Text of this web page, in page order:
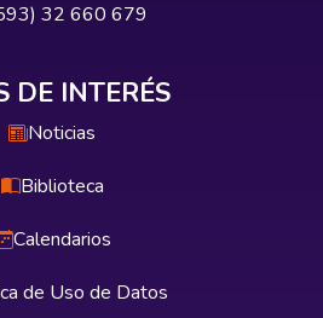
32 660 679
DE INTERÉS
Noticias
Biblioteca
Calendarios
de Uso de Datos